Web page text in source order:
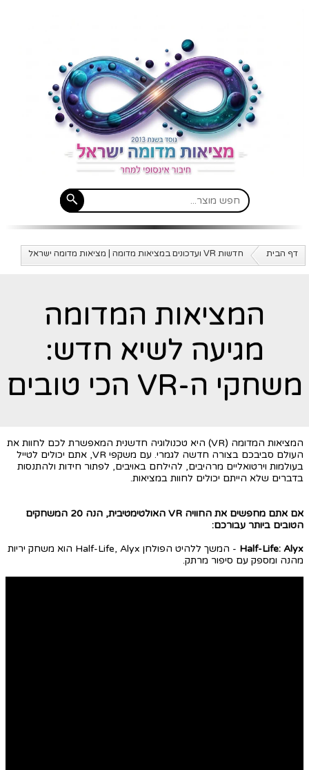
דף הבית חדשות VR ועדכונים במציאות מדומה | מציאות מדומה ישראל
המציאות המדומה
מגיעה לשיא חדש:
משחקי ה-VR הכי טובים
המציאות המדומה (VR) היא טכנולוגיה חדשנית המאפשרת לכם לחוות את
העולם סביבכם בצורה חדשה לגמרי. עם משקפי VR, אתם יכולים לטייל
בעולמות וירטואליים מרהיבים, להילחם באויבים, לפתור חידות ולהתנסות
בדברים שלא הייתם יכולים לחוות במציאות.
אם אתם מחפשים את החוויה VR האולטימטיבית, הנה 20 המשחקים
הטובים ביותר עבורכם:
Half-Life: Alyx
- המשך ללהיט הפולחן Half-Life, Alyx הוא משחק יריות
מהנה ומספק עם סיפור מרתק.